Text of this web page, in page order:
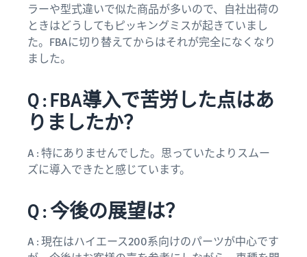
ラーや型式違いで似た商品が多いので、自社出荷の
ときはどうしてもピッキングミスが起きていまし
た。FBAに切り替えてからはそれが完全になくなり
ました。
Q : FBA導入で苦労した点はあ
りましたか？
A : 特にありませんでした。思っていたよりスムー
ズに導入できたと感じています。
Q : 今後の展望は？
A : 現在はハイエース200系向けのパーツが中心です